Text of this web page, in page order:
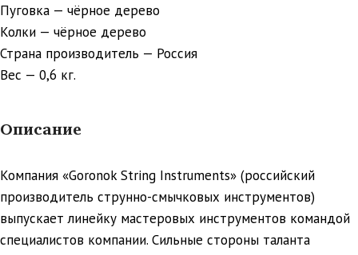
Пуговка — чёрное дерево
Колки — чёрное дерево
Страна производитель — Россия
Вес — 0,6 кг.
Описание
Компания «Goronok String Instruments» (российский
производитель струнно-смычковых инструментов)
выпускает линейку мастеровых инструментов командой
специалистов компании. Сильные стороны таланта